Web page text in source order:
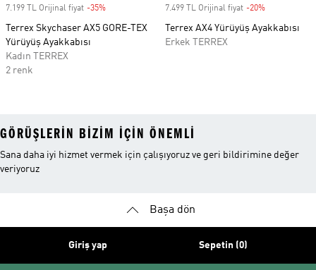
7.199 TL Orijinal fiyat -35%
Terrex Skychaser AX5 GORE-TEX
Yürüyüş Ayakkabısı
Kadın TERREX
2 renk
7.499 TL Orijinal fiyat -20%
Terrex AX4 Yürüyüş Ayakkabısı
Erkek TERREX
GÖRÜŞLERIN BIZIM IÇIN ÖNEMLI
Sana daha iyi hizmet vermek için çalışıyoruz ve geri bildirimine değer
veriyoruz
Başa dön
Giriş yap Sepetin (0)